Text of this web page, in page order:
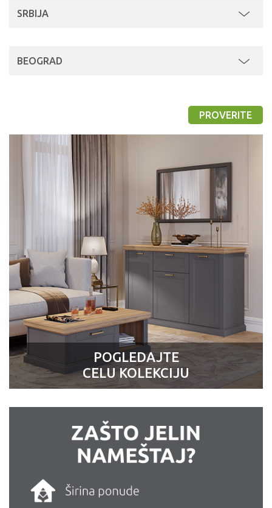
SRBIJA
BEOGRAD
PROVERITE
POGLEDAJTE
CELU KOLEKCIJU